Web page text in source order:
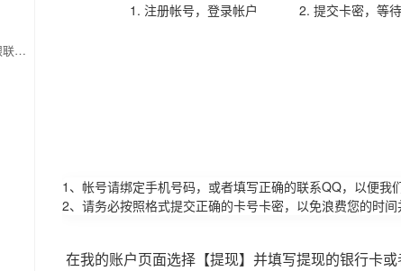
中石化加油卡兑换中银通支付(银联购物卡)
1. 注册帐号，登录帐户 2. 提交卡密，等
1、帐号请绑定手机号码，或者填写正确的联系QQ，以便我
2、请务必按照格式提交正确的卡号卡密，以免浪费您的时间
在我的账户页面选择【提现】并填写提现的银行卡